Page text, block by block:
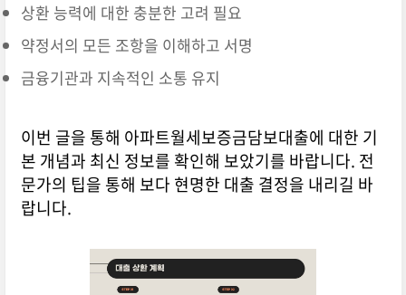
상환 능력에 대한 충분한 고려 필요
약정서의 모든 조항을 이해하고 서명
금융기관과 지속적인 소통 유지
이번 글을 통해 아파트월세보증금담보대출에 대한 기
본 개념과 최신 정보를 확인해 보았기를 바랍니다. 전
문가의 팁을 통해 보다 현명한 대출 결정을 내리길 바
랍니다.